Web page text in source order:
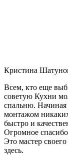
Кристина
Всем, кто еще
советую Кухни
спальню. Начиная
монтажом
быстро и
Огромное
Это мастер
здесь.